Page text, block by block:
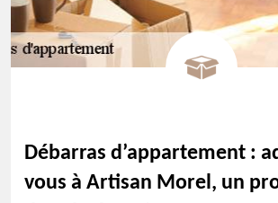
Débarras d’appartement :
vous à Artisan Morel, un